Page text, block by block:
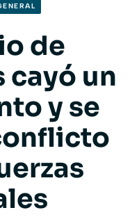
de
cayó un
y se